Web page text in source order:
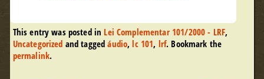
This entry was posted in Lei Complementar 101/2000 - LRF,
Uncategorized and taggedáudio,lc 101, lrf. Bookmark the
permalink.